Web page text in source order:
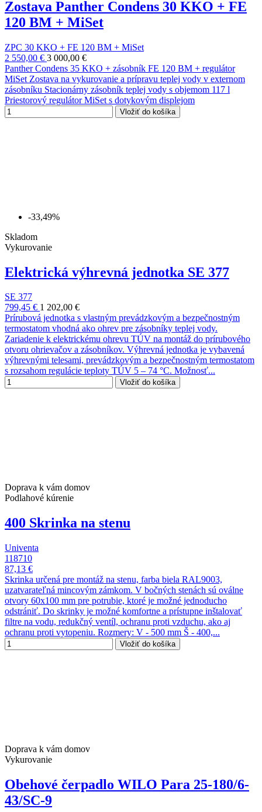
Zostava Panther Condens 30 KKO + FE
120 BM + MiSet
ZPC 30 KKO + FE 120 BM + MiSet
2 550,00 € 3 000,00 €
Panther Condens 35 KKO + zásobník FE 120 BM + regulátor
MiSet Zostava na vykurovanie a prípravu teplej vody v externom
zásobníku Stacionárny zásobník teplej vody s objemom 117 l
Priestorový regulátor MiSet s dotykovým displejom
Vložiť do košíka
-33,49%
Skladom
Vykurovanie
Elektrická výhrevná jednotka SE 377
SE 377
799,45 € 1 202,00 €
Prírubová jednotka s vlastným prevádzkovým a bezpečnostným
termostatom vhodná ako ohrev pre zásobníky teplej vody.
Zariadenie k elektrickému ohrevu TÚV na montáž do prírubového
otvoru ohrievačov a zásobníkov. Výhrevná jednotka je vybavená
výhrevnými telesami, prevádzkovým a bezpečnostným termostatom
s rozsahom regulácie teploty TÚV 5 – 74 °C. Možnosť...
Vložiť do košíka
Doprava k vám domov
Podlahové kúrenie
400 Skrinka na stenu
Univenta
118710
87,13 €
Skrinka určená pre montáž na stenu, farba biela RAL9003,
uzatvarateľná mincovým zámkom. V bočných stenách sú oválne
otvory 60x100 mm pre potrubie, ktoré je možné jednoducho
odstrániť. Do skrinky je možné komfortne a prístupne inštalovať
filtre na vodu, redukčný ventíl, ochranu proti vzduchu, ako aj
ochranu proti vytopeniu. Rozmery: V - 500 mm Š - 400,...
Vložiť do košíka
Doprava k vám domov
Vykurovanie
Obehové čerpadlo WILO Para 25-180/6-
43/SC-9